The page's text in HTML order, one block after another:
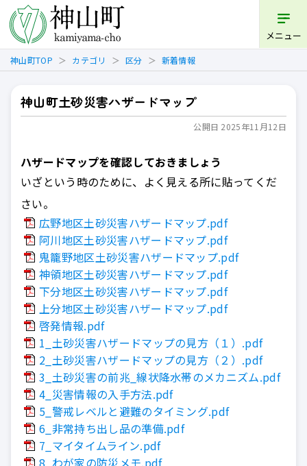
メニュー
神山町TOP カテゴリ 区分 新着情報
神山町土砂災害ハザードマップ
公開日 2025年11月12日
ハザードマップを確認しておきましょう
いざという時のために、よく見える所に貼ってくだ
さい。
広野地区土砂災害ハザードマップ.pdf
阿川地区土砂災害ハザードマップ.pdf
鬼籠野地区土砂災害ハザードマップ.pdf
神領地区土砂災害ハザードマップ.pdf
下分地区土砂災害ハザードマップ.pdf
上分地区土砂災害ハザードマップ.pdf
啓発情報.pdf
1_土砂災害ハザードマップの見方（１）.pdf
2_土砂災害ハザードマップの見方（２）.pdf
3_土砂災害の前兆_線状降水帯のメカニズム.pdf
4_災害情報の入手方法.pdf
5_警戒レベルと避難のタイミング.pdf
6_非常持ち出し品の準備.pdf
7_マイタイムライン.pdf
8_わが家の防災メモ.pdf